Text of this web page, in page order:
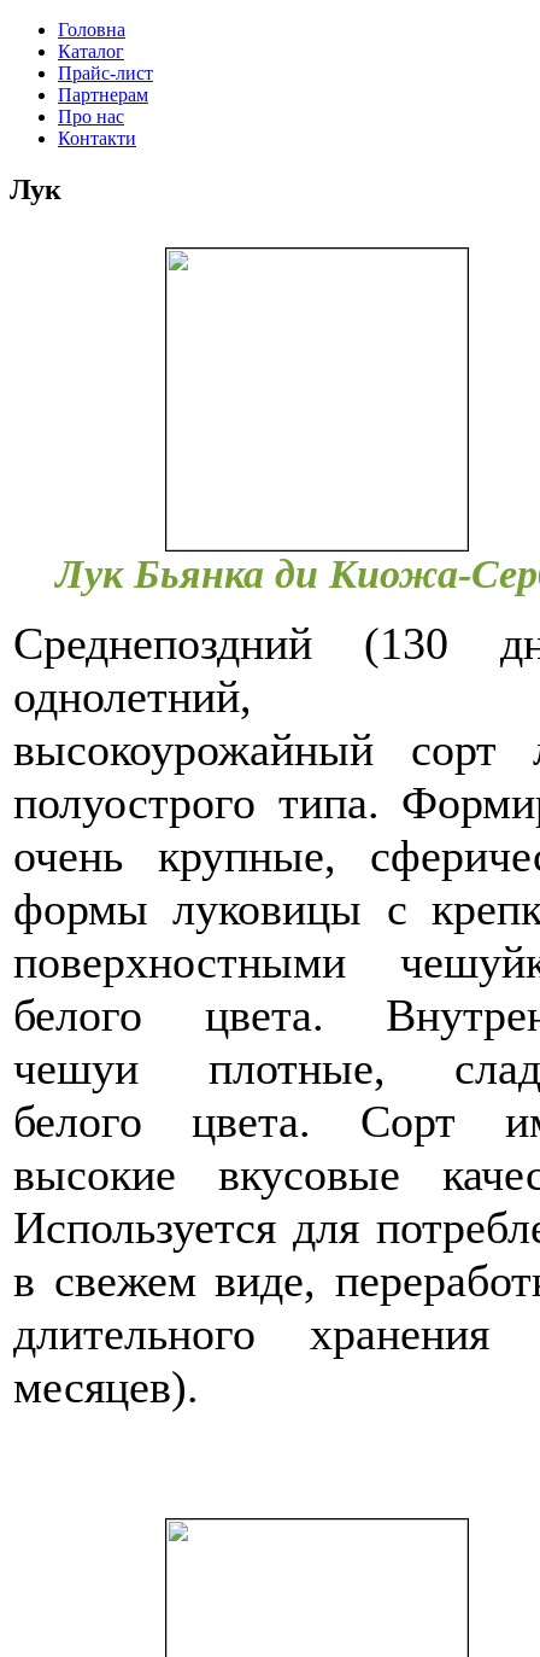
Головна
Каталог
Прайс-лист
Партнерам
Про нас
Контакти
Лук
Лук Бьянка ди Киожа-
Среднепоздний (130
однолетний,
высокоурожайный сорт
полуострого типа.
очень крупные,
формы луковицы с
поверхностными
белого цвета.
чешуи плотные,
белого цвета. Сорт
высокие вкусовые
Используется для
в свежем виде,
длительного хранения
месяцев).